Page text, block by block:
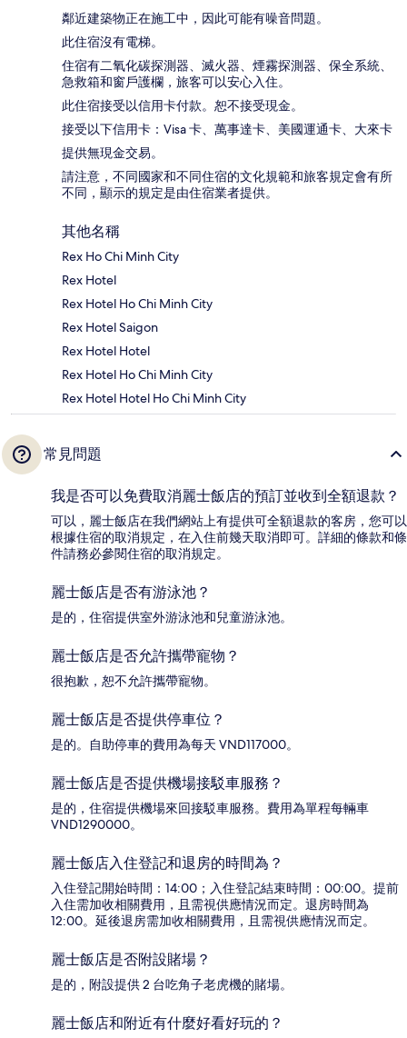
鄰近建築物正在施工中，因此可能有噪音問題。
此住宿沒有電梯。
住宿有二氧化碳探測器、滅火器、煙霧探測器、保全系統、
急救箱和窗戶護欄，旅客可以安心入住。
此住宿接受以信用卡付款。恕不接受現金。
接受以下信用卡：Visa 卡、萬事達卡、美國運通卡、大來卡
提供無現金交易。
請注意，不同國家和不同住宿的文化規範和旅客規定會有所
不同，顯示的規定是由住宿業者提供。
其他名稱
Rex Ho Chi Minh City
Rex Hotel
Rex Hotel Ho Chi Minh City
Rex Hotel Saigon
Rex Hotel Hotel
Rex Hotel Ho Chi Minh City
Rex Hotel Hotel Ho Chi Minh City
常見問題
我是否可以免費取消麗士飯店的預訂並收到全額退款？
可以，麗士飯店在我們網站上有提供可全額退款的客房，您可以
根據住宿的取消規定，在入住前幾天取消即可。詳細的條款和條
件請務必參閱住宿的取消規定。
麗士飯店是否有游泳池？
是的，住宿提供室外游泳池和兒童游泳池。
麗士飯店是否允許攜帶寵物？
很抱歉，恕不允許攜帶寵物。
麗士飯店是否提供停車位？
是的。自助停車的費用為每天 VND117000。
麗士飯店是否提供機場接駁車服務？
是的，住宿提供機場來回接駁車服務。費用為單程每輛車
VND1290000。
麗士飯店入住登記和退房的時間為？
入住登記開始時間：14:00；入住登記結束時間：00:00。提前
入住需加收相關費用，且需視供應情況而定。退房時間為
12:00。延後退房需加收相關費用，且需視供應情況而定。
麗士飯店是否附設賭場？
是的，附設提供 2 台吃角子老虎機的賭場。
麗士飯店和附近有什麼好看好玩的？